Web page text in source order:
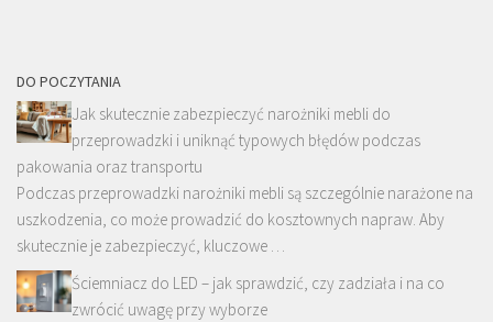
DO POCZYTANIA
Jak skutecznie zabezpieczyć narożniki mebli do
przeprowadzki i uniknąć typowych błędów podczas
pakowania oraz transportu
Podczas przeprowadzki narożniki mebli są szczególnie narażone na
uszkodzenia, co może prowadzić do kosztownych napraw. Aby
skutecznie je zabezpieczyć, kluczowe …
Ściemniacz do LED – jak sprawdzić, czy zadziała i na co
zwrócić uwagę przy wyborze